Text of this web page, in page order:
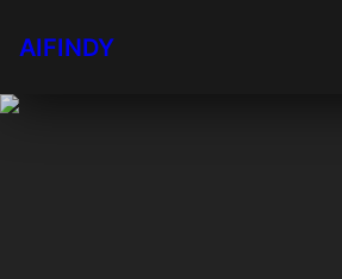
AIFINDY